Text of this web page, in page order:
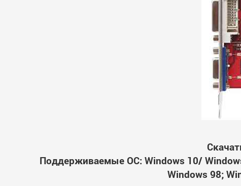
Поддерживаемые ОС: Windows 10/
Windows 98;